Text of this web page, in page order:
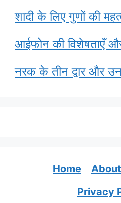
शादी के लिए गुणों की
आईफोन की विशेषताएँ
नरक के तीन द्वार और
Home About
Privacy